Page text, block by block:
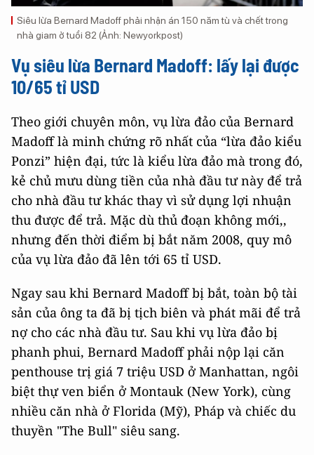
Siêu lừa Bernard Madoff phải nhận án 150 năm tù và chết trong
nhà giam ở tuổi 82 (Ảnh: Newyorkpost)
Vụ siêu lừa Bernard Madoff: lấy lại được
10/65 tỉ USD
Theo giới chuyên môn, vụ lừa đảo của Bernard
Madoff là minh chứng rõ nhất của “lừa đảo kiểu
Ponzi” hiện đại, tức là kiểu lừa đảo mà trong đó,
kẻ chủ mưu dùng tiền của nhà đầu tư này để trả
cho nhà đầu tư khác thay vì sử dụng lợi nhuận
thu được để trả. Mặc dù thủ đoạn không mới,,
nhưng đến thời điểm bị bắt năm 2008, quy mô
của vụ lừa đảo đã lên tới 65 tỉ USD.
Ngay sau khi Bernard Madoff bị bắt, toàn bộ tài
sản của ông ta đã bị tịch biên và phát mãi để trả
nợ cho các nhà đầu tư. Sau khi vụ lừa đảo bị
phanh phui, Bernard Madoff phải nộp lại căn
penthouse trị giá 7 triệu USD ở Manhattan, ngôi
biệt thự ven biển ở Montauk (New York), cùng
nhiều căn nhà ở Florida (Mỹ), Pháp và chiếc du
thuyền "The Bull" siêu sang.